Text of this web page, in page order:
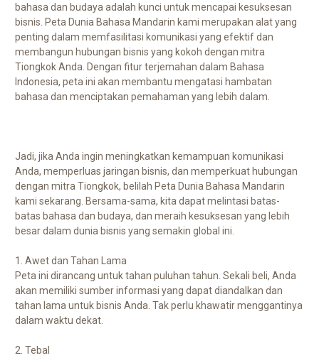
bahasa dan budaya adalah kunci untuk mencapai kesuksesan
bisnis. Peta Dunia Bahasa Mandarin kami merupakan alat yang
penting dalam memfasilitasi komunikasi yang efektif dan
membangun hubungan bisnis yang kokoh dengan mitra
Tiongkok Anda. Dengan fitur terjemahan dalam Bahasa
Indonesia, peta ini akan membantu mengatasi hambatan
bahasa dan menciptakan pemahaman yang lebih dalam.
Jadi, jika Anda ingin meningkatkan kemampuan komunikasi
Anda, memperluas jaringan bisnis, dan memperkuat hubungan
dengan mitra Tiongkok, belilah Peta Dunia Bahasa Mandarin
kami sekarang. Bersama-sama, kita dapat melintasi batas-
batas bahasa dan budaya, dan meraih kesuksesan yang lebih
besar dalam dunia bisnis yang semakin global ini.
1. Awet dan Tahan Lama
Peta ini dirancang untuk tahan puluhan tahun. Sekali beli, Anda
akan memiliki sumber informasi yang dapat diandalkan dan
tahan lama untuk bisnis Anda. Tak perlu khawatir menggantinya
dalam waktu dekat.
2. Tebal